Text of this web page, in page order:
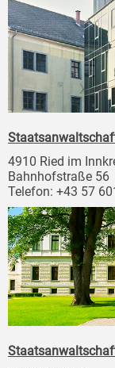
4910 Ried im
Bahnhofstraße 56
Telefon: +43 57